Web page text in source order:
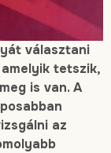
választani
tetszik,
is van. A
az